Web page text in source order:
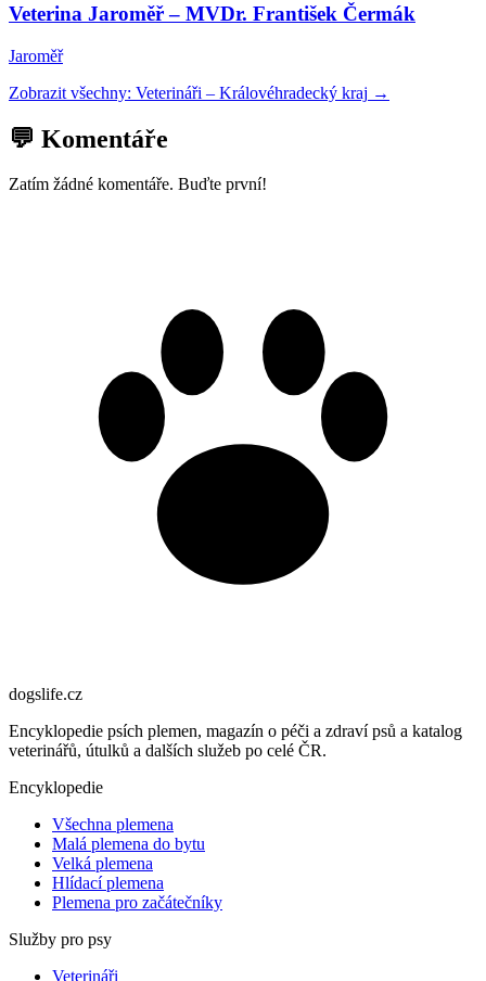
Veterina Jaroměř – MVDr. František Čermák
Jaroměř
Zobrazit všechny: Veterináři – Královéhradecký kraj →
💬 Komentáře
Zatím žádné komentáře. Buďte první!
dogslife.cz
Encyklopedie psích plemen, magazín o péči a zdraví psů a katalog
veterinářů, útulků a dalších služeb po celé ČR.
Encyklopedie
Všechna plemena
Malá plemena do bytu
Velká plemena
Hlídací plemena
Plemena pro začátečníky
Služby pro psy
Veterináři